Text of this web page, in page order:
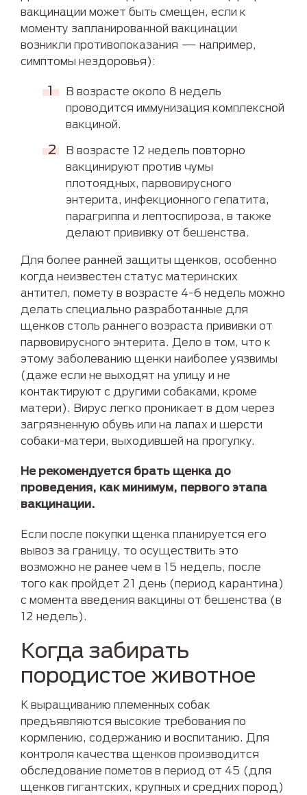
вакцинации может быть смещен, если к
моменту запланированной вакцинации
возникли противопоказания — например,
симптомы нездоровья):
В возрасте около 8 недель
проводится иммунизация комплексной
вакциной.
В возрасте 12 недель повторно
вакцинируют против чумы
плотоядных, парвовирусного
энтерита, инфекционного гепатита,
парагриппа и лептоспироза, в также
делают прививку от бешенства.
Для более ранней защиты щенков, особенно
когда неизвестен статус материнских
антител, помету в возрасте 4-6 недель можно
делать специально разработанные для
щенков столь раннего возраста прививки от
парвовирусного энтерита. Дело в том, что к
этому заболеванию щенки наиболее уязвимы
(даже если не выходят на улицу и не
контактируют с другими собаками, кроме
матери). Вирус легко проникает в дом через
загрязненную обувь или на лапах и шерсти
собаки-матери, выходившей на прогулку.
Не рекомендуется брать щенка до
проведения, как минимум, первого этапа
вакцинации.
Если после покупки щенка планируется его
вывоз за границу, то осуществить это
возможно не ранее чем в 15 недель, после
того как пройдет 21 день (период карантина)
с момента введения вакцины от бешенства (в
12 недель).
Когда забирать
породистое животное
К выращиванию племенных собак
предъявляются высокие требования по
кормлению, содержанию и воспитанию. Для
контроля качества щенков производится
обследование пометов в период от 45 (для
щенков гигантских, крупных и средних пород)